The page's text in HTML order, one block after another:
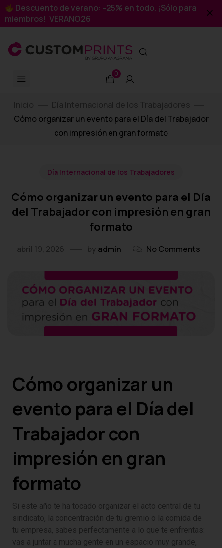
Descuento de verano: -25% en todo. ¡Sólo para
miembros! VERANO26
0
Inicio
Día Internacional de los Trabajadores
Cómo organizar un evento para el Día del Trabajador
con impresión en gran formato
Día Internacional de los Trabajadores
Cómo organizar un evento para el Día
del Trabajador con impresión en gran
formato
abril 19, 2026 by admin No Comments
Cómo organizar un
evento para el Día del
Trabajador con
impresión en gran
formato
Si este año te ha tocado organizar el acto central de tu
sindicato, la concentración de tu gremio o la comida de
tu empresa, sabes perfectamente a lo que te enfrentas:
vas a juntar a mucha gente en un espacio muy grande,